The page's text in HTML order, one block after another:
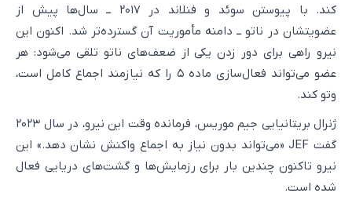
کند. با پیوستن سوئد و فنلاند در ۲۰۱۷ ــ سال‌ها پیش از
عضویتشان در ناتو ــ دامنه مأموریت آن گسترده‌تر شد. اکنون این
نیرو راهی برای دور زدن یکی از ضعف‌های ناتو تلقی می‌شود: هر
عضو می‌تواند فعال‌سازی ماده ۵ را که نیازمند اجماع کامل است،
وتو کند.
ژنرال بریتانیایی جیم موریس، فرمانده وقت این نیرو، در سال ۲۰۲۳
گفت JEF «می‌تواند بدون نیاز به اجماع واکنش نشان دهد.» این
نیرو تاکنون چندین بار برای رزمایش‌ها و گشت‌های دریایی فعال
شده است.